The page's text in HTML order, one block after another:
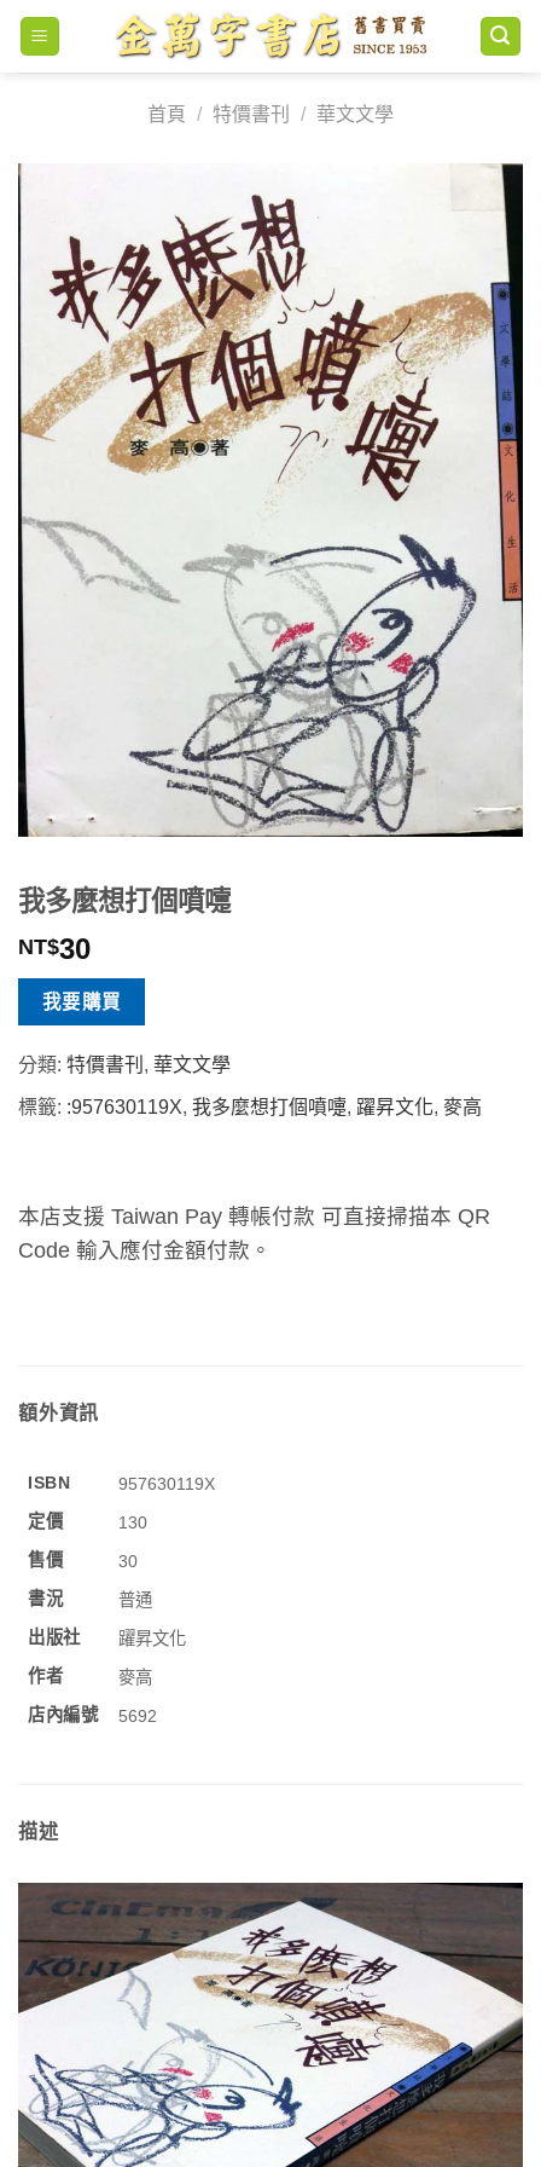
Skip
content
首頁
/ 特價書刊 / 華文文學
我多麼想打個噴嚏
NT$30
我要購買
分類: 特價書刊 , 華文文學
標籤: :957630119X, 我多麼想打個噴嚏, 躍昇文化, 麥高
本店支援 Taiwan Pay 轉帳付款 可直接掃描本 QR
Code 輸入應付金額付款。
額外資訊
ISBN
957630119X
定價
130
售價
30
書況
普通
出版社
躍昇文化
作者
麥高
店內編號
5692
描述